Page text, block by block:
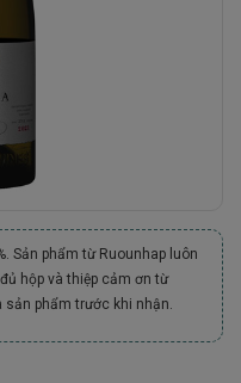
Sản phẩm từ Ruounhap luôn
hộp và thiệp cảm ơn từ
sản phẩm trước khi nhận.